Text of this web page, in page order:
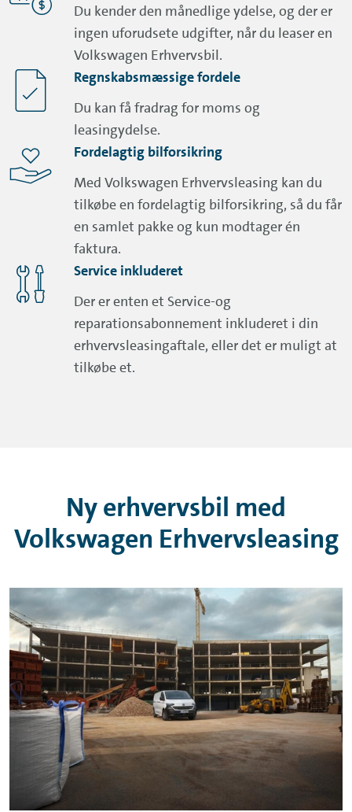
Du kender den månedlige ydelse, og der er
ingen uforudsete udgifter, når du leaser en
Volkswagen Erhvervsbil.
Regnskabsmæssige fordele
Du kan få fradrag for moms og
leasingydelse.
Fordelagtig bilforsikring
Med Volkswagen Erhvervsleasing kan du
tilkøbe en fordelagtig bilforsikring, så du får
en samlet pakke og kun modtager én
faktura.
Service inkluderet
Der er enten et Service-og
reparationsabonnement inkluderet i din
erhvervsleasingaftale, eller det er muligt at
tilkøbe et.
Ny erhvervsbil med
Volkswagen Erhvervsleasing